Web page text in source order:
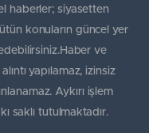
haberler; siyasetten
konuların güncel yer
ve
yapılamaz, izinsiz
Aykırı işlem
saklı tutulmaktadır.